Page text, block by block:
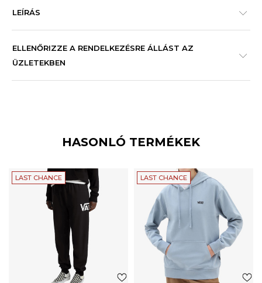
LEÍRÁS
ELLENŐRIZZE A RENDELKEZÉSRE ÁLLÁST AZ
ÜZLETEKBEN
HASONLÓ TERMÉKEK
LAST CHANCE LAST CHANCE